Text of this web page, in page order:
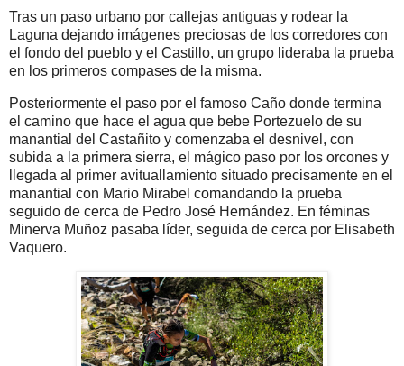
Tras un paso urbano por callejas antiguas y rodear la
Laguna dejando imágenes preciosas de los corredores con
el fondo del pueblo y el Castillo, un grupo lideraba la prueba
en los primeros compases de la misma.
Posteriormente el paso por el famoso Caño donde termina
el camino que hace el agua que bebe Portezuelo de su
manantial del Castañito y comenzaba el desnivel, con
subida a la primera sierra, el mágico paso por los orcones y
llegada al primer avituallamiento situado precisamente en el
manantial con Mario Mirabel comandando la prueba
seguido de cerca de Pedro José Hernández. En féminas
Minerva Muñoz pasaba líder, seguida de cerca por Elisabeth
Vaquero.